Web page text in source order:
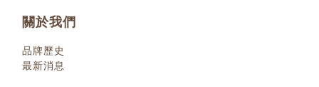
關於我們
品牌歷史
最新消息